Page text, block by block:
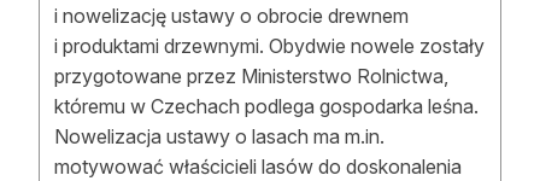
i nowelizację ustawy o obrocie drewnem
i produktami drzewnymi. Obydwie nowele zostały
przygotowane przez Ministerstwo Rolnictwa,
któremu w Czechach podlega gospodarka leśna.
Nowelizacja ustawy o lasach ma m.in.
motywować właścicieli lasów do doskonalenia